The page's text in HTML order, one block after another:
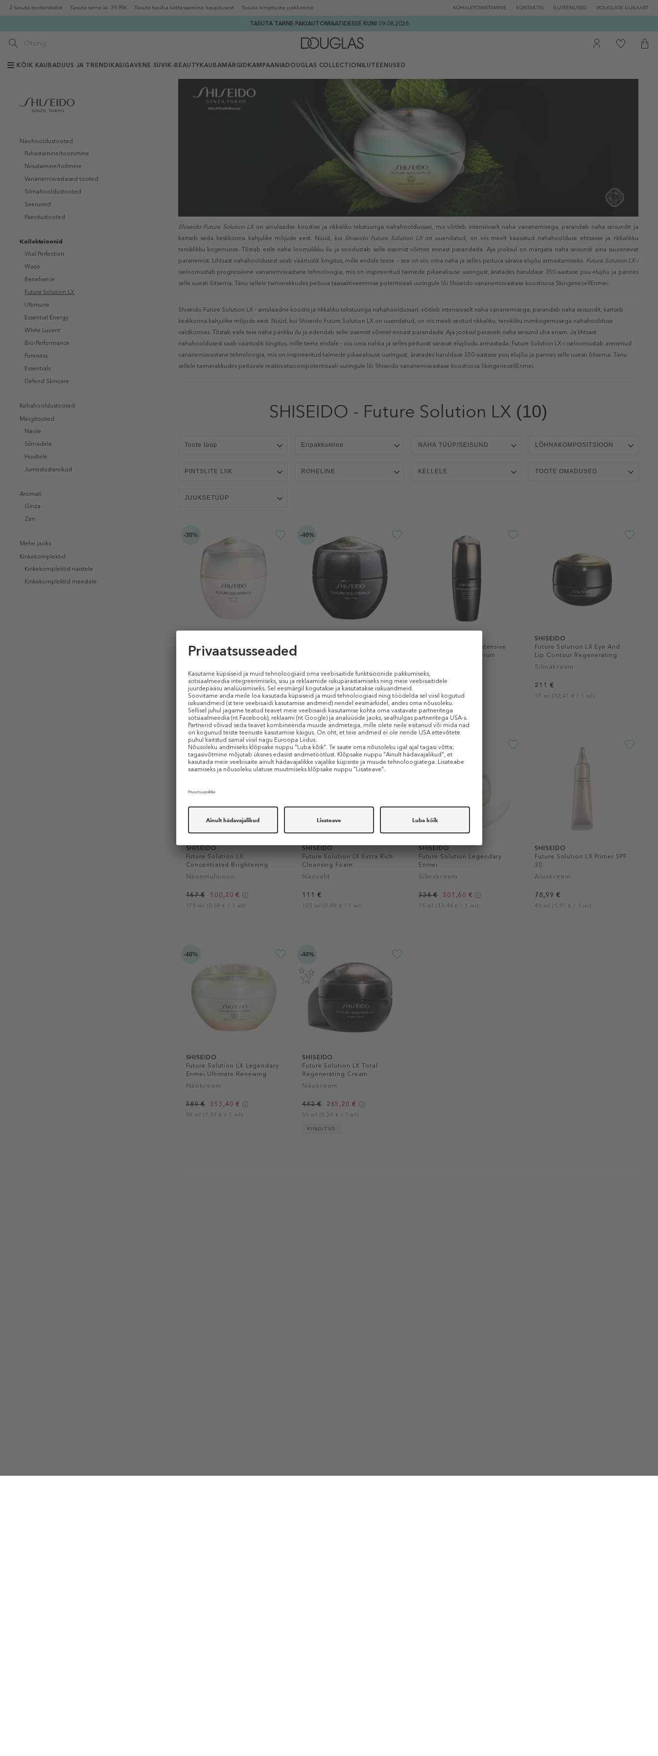
2 tasuta tootenäidist Tasuta tarne al. 39,95€ Tasuta kauba kättesaamine kauplusest Tasuta kingituste pakkimine KOHALETOIMETAMINE KONTAKTID ILUTEENUSED DOUGLASE ILUKAART
TASUTA TARNE PAKIAUTOMAATIDESSE KUNI 09.08.2026
KÕIK KAUBADUUS JA TRENDIKAS IGAVENE SUVI K-BEAUTY KAUBAMÄRGID KAMPAANIADOUGLAS COLLECTION ILUTEENUSED
Näohooldustooted
Puhastamine/toonimine
Niisutamine/toitmine
Vananemisvastased tooted
Silmahooldustooted
Seerumid
Päevitustooted
Kollektsioonid
Vital Perfection
Waso
Benefiance
Future Solution LX
Ultimune
Essential Energy
White Lucent
Bio-Performance
Pureness
Essentials
Defend Skincare
Kehahooldustooted
Meigitooted
Näole
Silmadele
Huultele
Jumestustarvikud
Aromati
Ginza
Zen
Mehe jaoks
Kinkekomplektid
Kinkekomplektid naistele
Kinkekomplektid meestele
Shiseido Future Solution LXon ainulaadse koostise ja rikkaliku tekstuuriga nahahooldussari, mis võitleb intensiivselt naha vananemisega, parandab naha seisundit ja
kaitseb seda keskkonna kahjulike mõjude eest. Nüüd, kui Shiseido Future Solution LXon uuendatud, on viis meelt kaasatud nahahoolduse ehtsasse ja rikkalikku
terviklikku kogemusse. Tõstab esile naha loomulikku ilu ja soodustab selle sisemist võimet ennast parandada. Aja jooksul on märgata naha seisundi aina suurenevat
paranemist. Lihtsast nahahooldusest saab väärtuslik kingitus, mille endale teete – see on viis oma naha ja selles peituva särava elujõu armastamiseks. Future Solution LX-i
iseloomustab progressiivne vananemisvastane tehnoloogia, mis on inspireeritud taimede pikaealisuse uuringust, äratades haruldase 350-aastase puu elujõu ja pannes
selle uuesti õitsema. Tänu sellele taimerakkudes peituva taasaktiveerimise potentsiaali uuringule lõi Shiseido vananemisvastase koostisosa SkingenecellEnmei.
Shiseido Future Solution LX - ainulaadne koostis ja rikkaliku tekstuuriga nahahooldussari, võitleb intensiivselt naha vananemisega, parandab naha seisundit, kaitseb
keskkonna kahjulike mõjude eest. Nüüd, kui Shiseido Future Solution LX on uuendatud, on viis meelt seotud rikkaliku, tervikliku inimkogemusega nahahoolduse
valdkonnas. Tõstab esile teie naha päriliku ilu ja edendab selle sisemist võimet ennast parandada. Aja jooksul paraneb naha seisund üha enam. Ja lihtsast
nahahooldusest saab väärtuslik kingitus, mille teete endale - viis oma nahka ja selles peituvat säravat elujõudu armastada. Future Solution LX-i iseloomustab arenenud
vananemisvastane tehnoloogia, mis on inspireeritud taimede pikaealisuse uuringust, äratades haruldase 350-aastase puu elujõu ja pannes selle uuesti õitsema. Tänu
sellele taimerakkudes peituvale reaktivatsioonipotentsiaali uuringule lõi Shiseido vananemisvastase koostisosa SkingenecellEnmei.
SHISEIDO - Future Solution LX(10)
Toote tüüp Eripakkumine NAHA TÜÜP/SEISUND LÕHNAKOMPOSITSIOON
PINTSLITE LIIK ROHELINE KELLELE TOOTE OMADUSED
JUUKSETÜÜP
-30%
Future Solution LX Total
Protective Cream
437 € 305,90 €
50 ml (6,12 € / 1 ml)
-40%
464 € 278,40 €
50 ml (5,57 € / 1 ml)
Future Solution LX Intensive
Firming Brilliance Serum
455 €
50 ml (9,10 € / 1 ml)
SHISEIDO
Future Solution LX Eye And
Lip Contour Regenerating
Cream
Silmakreem
211 €
17 ml (12,41 € / 1 ml)
-40%
SHISEIDO
Future Solution LX
Concentrated Brightening
Softener
Näoemulsioon
167 € 100,20 €
170 ml (0,59 € / 1 ml)
SHISEIDO
Future Solution LX Extra Rich
Cleansing Foam
Näovaht
111 €
125 ml (0,89 € / 1 ml)
-40%
SHISEIDO
Future Solution Legendary
Enmei
Silmakreem
336 € 201,60 €
15 ml (13,44 € / 1 ml)
SHISEIDO
Future Solution LX Primer SPF
30
Aluskreem
78,99 €
40 ml (1,97 € / 1 ml)
-40%
SHISEIDO
Future Solution LX Legendary
Enmei Ultimate Renewing
Cream
Näokreem
589 € 353,40 €
50 ml (7,07 € / 1 ml)
-40%
SHISEIDO
Future Solution LX Total
Regenerating Cream
Näokreem
442 € 265,20 €
50 ml (5,30 € / 1 ml)
KINGITUS